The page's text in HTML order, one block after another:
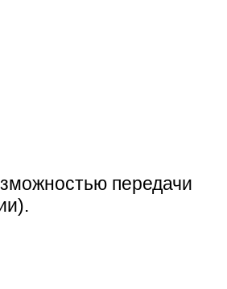
передачи